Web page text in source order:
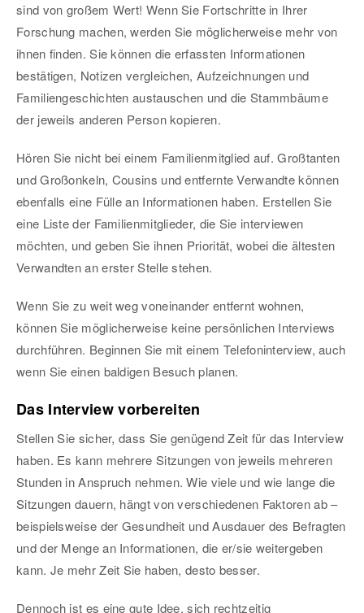
sind von großem Wert! Wenn Sie Fortschritte in Ihrer
Forschung machen, werden Sie möglicherweise mehr von
ihnen finden. Sie können die erfassten Informationen
bestätigen, Notizen vergleichen, Aufzeichnungen und
Familiengeschichten austauschen und die Stammbäume
der jeweils anderen Person kopieren.
Hören Sie nicht bei einem Familienmitglied auf. Großtanten
und Großonkeln, Cousins und entfernte Verwandte können
ebenfalls eine Fülle an Informationen haben. Erstellen Sie
eine Liste der Familienmitglieder, die Sie interviewen
möchten, und geben Sie ihnen Priorität, wobei die ältesten
Verwandten an erster Stelle stehen.
Wenn Sie zu weit weg voneinander entfernt wohnen,
können Sie möglicherweise keine persönlichen Interviews
durchführen. Beginnen Sie mit einem Telefoninterview, auch
wenn Sie einen baldigen Besuch planen.
Das Interview vorbereiten
Stellen Sie sicher, dass Sie genügend Zeit für das Interview
haben. Es kann mehrere Sitzungen von jeweils mehreren
Stunden in Anspruch nehmen. Wie viele und wie lange die
Sitzungen dauern, hängt von verschiedenen Faktoren ab –
beispielsweise der Gesundheit und Ausdauer des Befragten
und der Menge an Informationen, die er/sie weitergeben
kann. Je mehr Zeit Sie haben, desto besser.
Dennoch ist es eine gute Idee, sich rechtzeitig